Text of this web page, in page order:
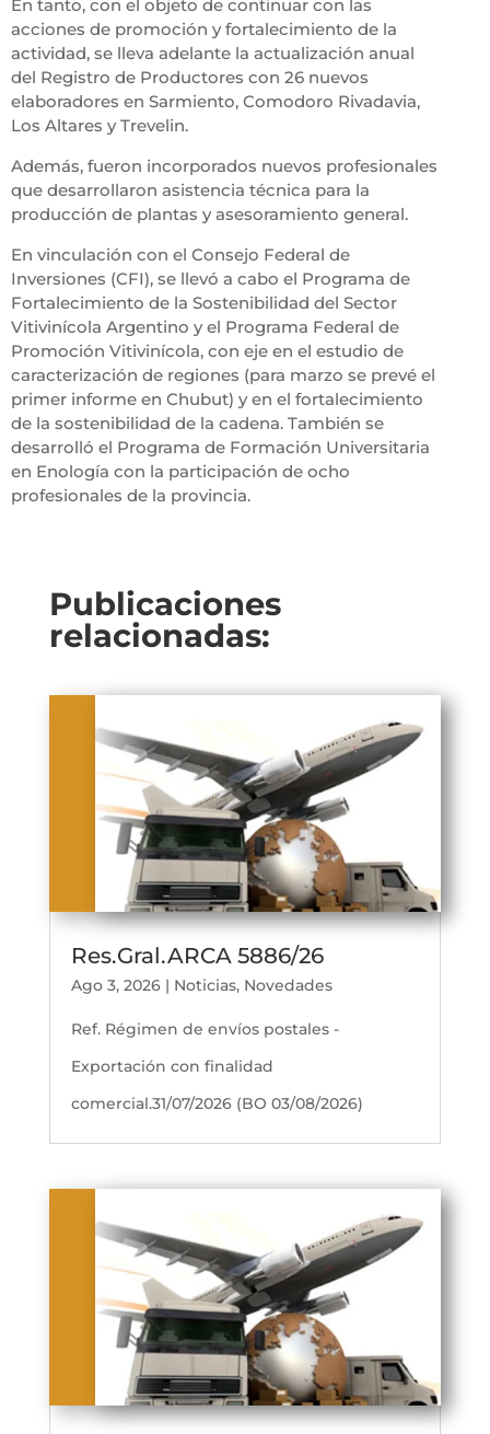
En tanto, con el objeto de continuar con las
acciones de promoción y fortalecimiento de la
actividad, se lleva adelante la actualización anual
del Registro de Productores con 26 nuevos
elaboradores en Sarmiento, Comodoro Rivadavia,
Los Altares y Trevelin.
Además, fueron incorporados nuevos profesionales
que desarrollaron asistencia técnica para la
producción de plantas y asesoramiento general.
En vinculación con el Consejo Federal de
Inversiones (CFI), se llevó a cabo el Programa de
Fortalecimiento de la Sostenibilidad del Sector
Vitivinícola Argentino y el Programa Federal de
Promoción Vitivinícola, con eje en el estudio de
caracterización de regiones (para marzo se prevé el
primer informe en Chubut) y en el fortalecimiento
de la sostenibilidad de la cadena. También se
desarrolló el Programa de Formación Universitaria
en Enología con la participación de ocho
profesionales de la provincia.
Publicaciones
relacionadas:
Res.Gral.ARCA 5886/26
Ago 3, 2026| Noticias, Novedades
Ref. Régimen de envíos postales -
Exportación con finalidad
comercial.31/07/2026 (BO 03/08/2026)